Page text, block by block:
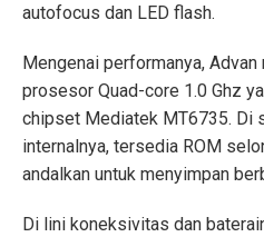
autofocus dan LED flash.
Mengenai performanya,
prosesor Quad-core 1.0 Ghz
chipset Mediatek MT6735. Di
internalnya, tersedia ROM
andalkan untuk menyimpan
Di lini koneksivitas dan